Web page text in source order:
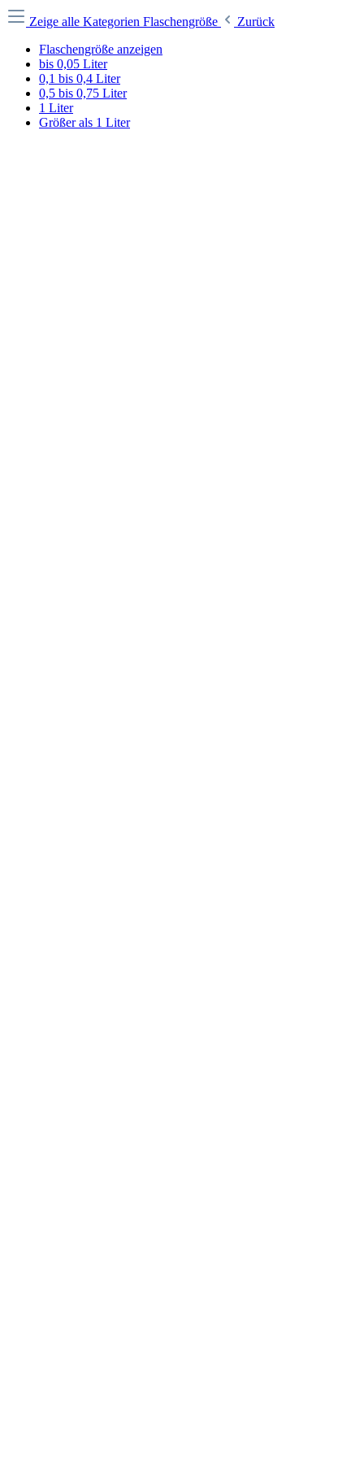
Zeige alle Kategorien Flaschengröße
Zurück
Flaschengröße anzeigen
bis 0,05 Liter
0,1 bis 0,4 Liter
0,5 bis 0,75 Liter
1 Liter
Größer als 1 Liter